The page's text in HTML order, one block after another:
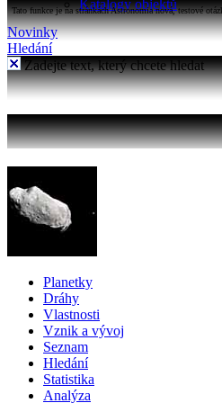
Katalogy objektů
Tato funkce je na stránkách Astronomia nová, testové
Novinky
Hledání
Zadejte text, který chcete hledat
Planetky
Dráhy
Vlastnosti
Vznik a vývoj
Seznam
Hledání
Statistika
Analýza